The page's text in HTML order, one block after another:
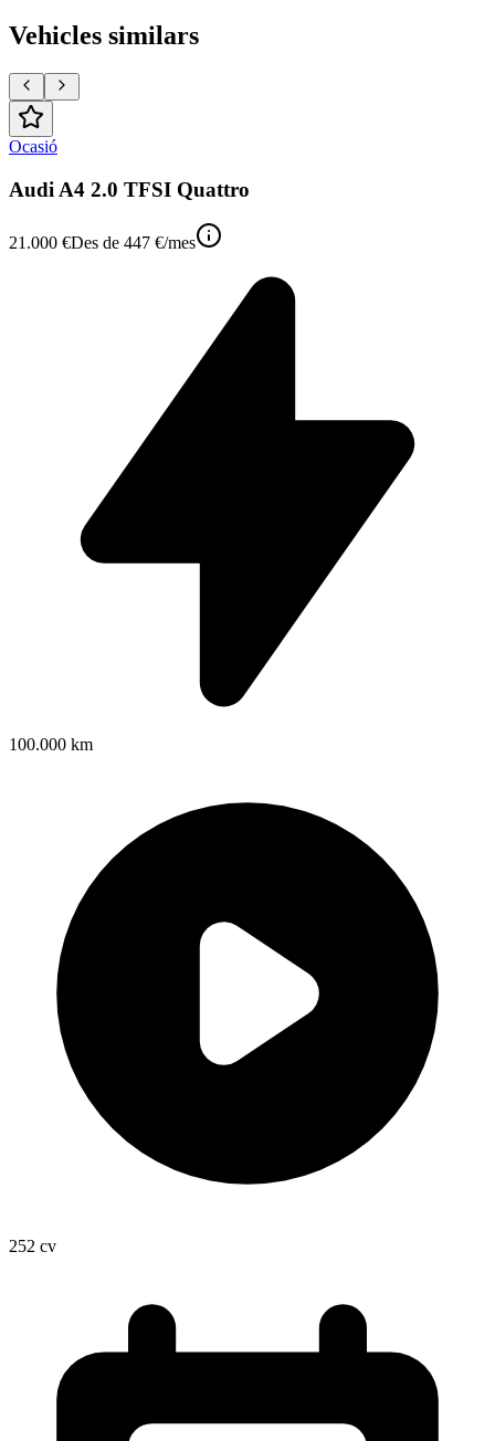
Vehicles similars
Ocasió
Audi A4 2.0 TFSI Quattro
21.000 €Des de 447 €/mes
100.000 km
252 cv